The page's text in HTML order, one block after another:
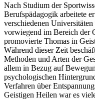
Nach Studium der
Berufspädagogik arbeitete
verschiedenen
vorwiegend im Bereich der
promovierte Thomas in
Während dieser Zeit
Methoden und Arten der
allem in Bezug auf
psychologischen
Verfahren über
Geistigen Heilen war es